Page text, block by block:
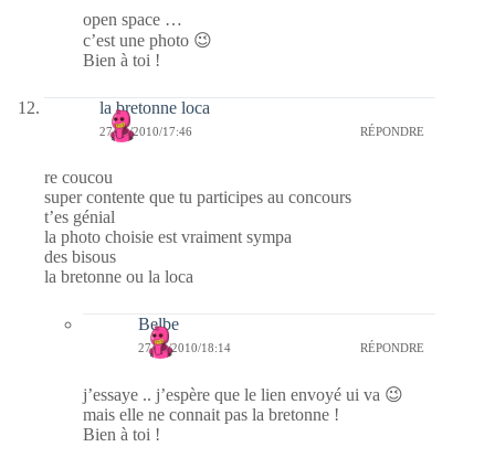
open space …
c’est une photo 😉
Bien à toi !
la bretonne loca
27/01/2010/17:46 RÉPONDRE
re coucou
super contente que tu participes au concours
t’es génial
la photo choisie est vraiment sympa
des bisous
la bretonne ou la loca
Belbe
27/01/2010/18:14 RÉPONDRE
j’essaye .. j’espère que le lien envoyé ui va 😉
mais elle ne connait pas la bretonne !
Bien à toi !